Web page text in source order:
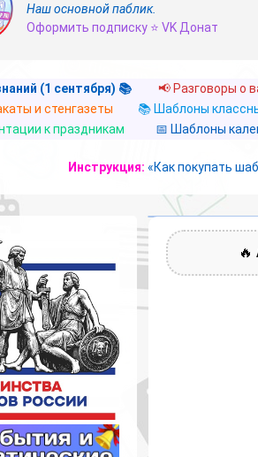
Наш основной паблик.
Оформить подписку ⭐ VK Донат
(1 сентября) 📚 📢 Разговоры о
и стенгазеты
📚 Шаблоны
к праздникам
📅 Шаблоны
Инструкция: «Как покупать
🔥